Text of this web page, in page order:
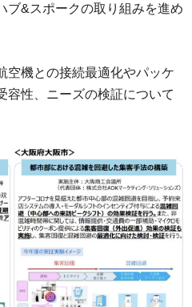
ブ&スポークの取り組みを進め
空機との接続最適化やパッケ
容性、ニーズの検証について